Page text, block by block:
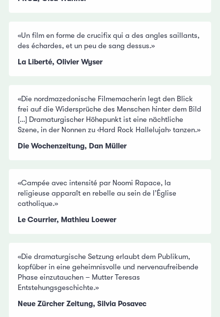
«Un film en forme de crucifix qui a des angles saillants,
des échardes, et un peu de sang dessus.»
La Liberté, Olivier Wyser
«Die nordmazedonische Filmemacherin legt den Blick
frei auf die Widersprüche des Menschen hinter dem Bild
[…] Dramaturgischer Höhepunkt ist eine nächtliche
Szene, in der Nonnen zu ‹Hard Rock Hallelujah› tanzen.»
Die Wochenzeitung, Dan Müller
«Campée avec intensité par Noomi Rapace, la
religieuse apparaît en rebelle au sein de l’Église
catholique.»
Le Courrier, Mathieu Loewer
«Die dramaturgische Setzung erlaubt dem Publikum,
kopfüber in eine geheimnisvolle und nervenaufreibende
Phase einzutauchen – Mutter Teresas
Entstehungsgeschichte.»
Neue Zürcher Zeitung, Silvia Posavec